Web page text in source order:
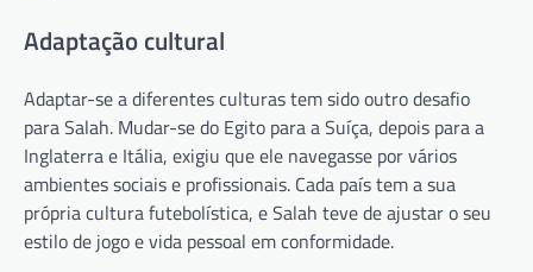
Adaptação cultural
Adaptar-se a diferentes culturas tem sido outro desafio
para Salah. Mudar-se do Egito para a Suíça, depois para a
Inglaterra e Itália, exigiu que ele navegasse por vários
ambientes sociais e profissionais. Cada país tem a sua
própria cultura futebolística, e Salah teve de ajustar o seu
estilo de jogo e vida pessoal em conformidade.